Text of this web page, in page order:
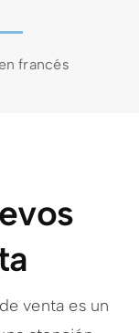
francés
venta es un